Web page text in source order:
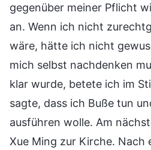
gegenüber meiner Pflicht
an. Wenn ich nicht
wäre, hätte ich nicht
mich selbst nachdenken
klar wurde, betete ich im
sagte, dass ich Buße tun
ausführen wolle. Am
Xue Ming zur Kirche. Nach